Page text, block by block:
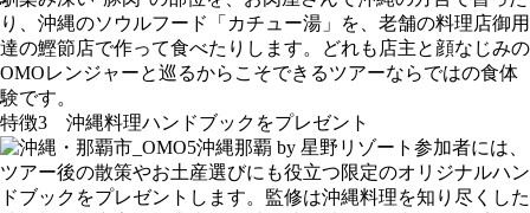
り、沖縄のソウルフード「カチュー湯」を、老舗の料理店御用
達の鰹節店で作って食べたりします。どれも店主と顔なじみの
OMOレンジャーと巡るからこそできるツアーならではの食体
験です。
特徴3 沖縄料理ハンドブックをプレゼント
参加者には、
ツアー後の散策やお土産選びにも役立つ限定のオリジナルハン
ドブックをプレゼントします。監修は沖縄料理を知り尽くした